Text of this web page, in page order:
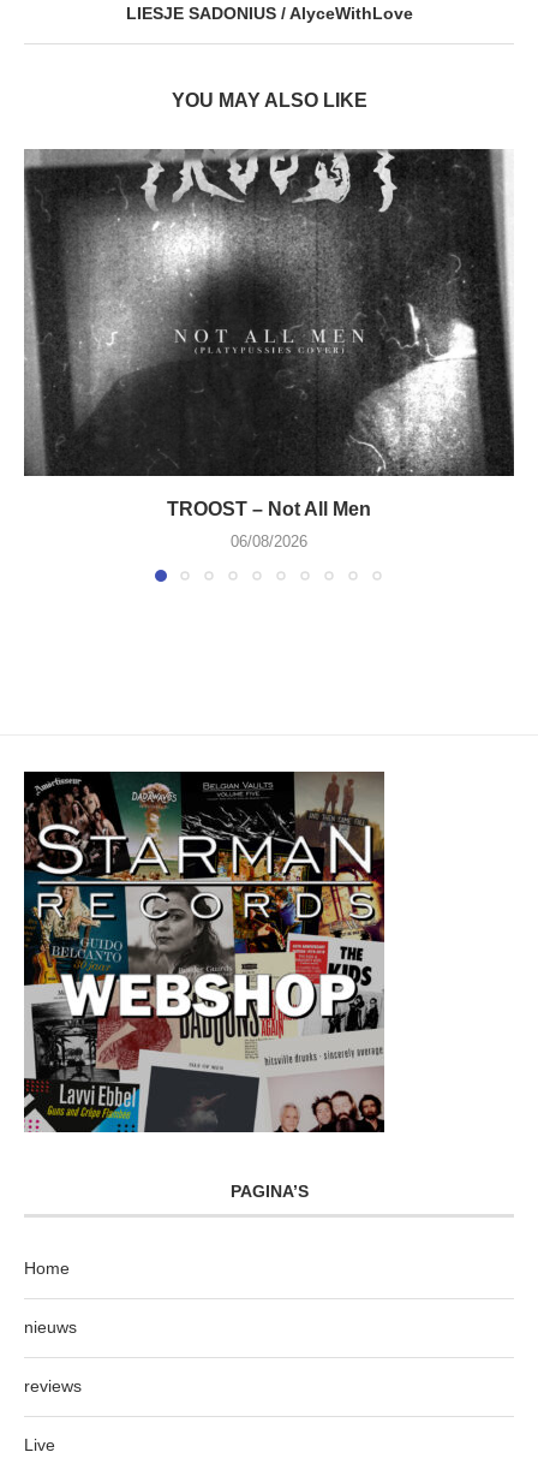
LIESJE SADONIUS / AlyceWithLove
YOU MAY ALSO LIKE
TROOST – Not All Men
06/08/2026
PAGINA’S
Home
nieuws
reviews
Live